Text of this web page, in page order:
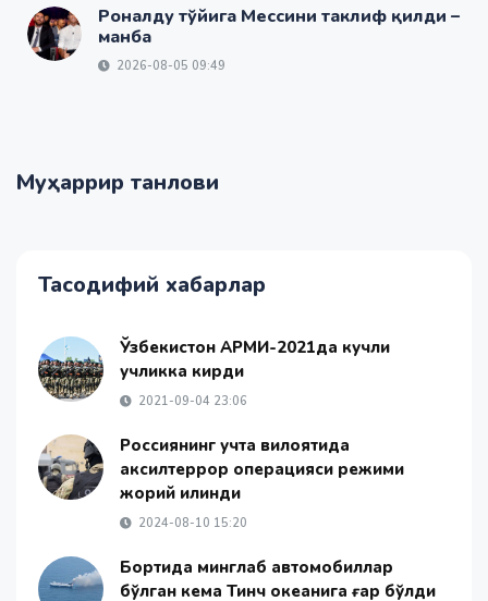
Роналду тўйига Мессини таклиф қилди –
манба
2026-08-05 09:49
Муҳаррир танлови
Тасодифий хабарлар
Ўзбекистон AРМИ-2021да кучли
учликка кирди
2021-09-04 23:06
Россиянинг учта вилоятида
аксилтеррор операцияси режими
жорий қилинди
2024-08-10 15:20
Бортида минглаб автомобиллар
бўлган кема Тинч океанига ғарқ бўлди